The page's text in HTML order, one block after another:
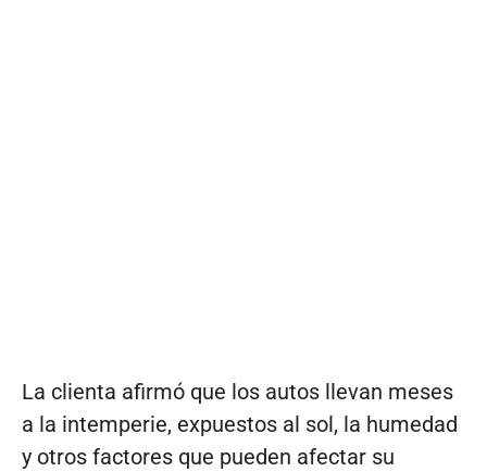
La clienta afirmó que los autos llevan meses
a la intemperie, expuestos al sol, la humedad
y otros factores que pueden afectar su